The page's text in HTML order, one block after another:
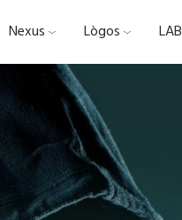
Nexus Lògos LAB